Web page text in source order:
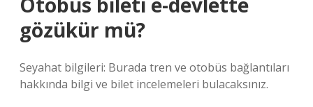
gözükür mü?
Seyahat bilgileri: Burada tren ve otobüs bağlantıları
hakkında bilgi ve bilet incelemeleri bulacaksınız.